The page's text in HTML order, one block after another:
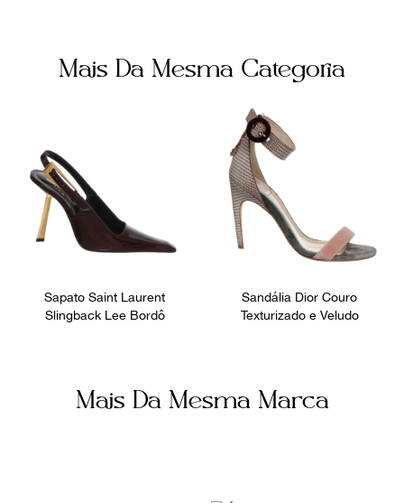
Mais Da Mesma Categoria
Sapato Saint Laurent
Slingback Lee Bordô
Sandália Dior Couro
Texturizado e Veludo
Mais Da Mesma Marca